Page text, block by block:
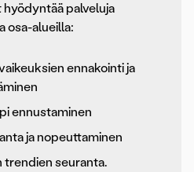
palveluja
osa-alueilla:
ennakointi ja
ennustaminen
ja nopeuttaminen
trendien seuranta.